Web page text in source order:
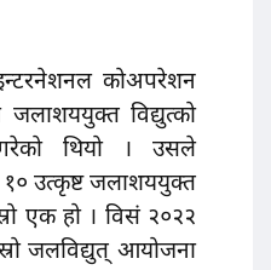
कोअपरेशन
जलाशययुक्त विद्युत्को
थियो । उसले
उत्कृष्ट जलाशययुक्त
एक हो । विसं २०२२
जलविद्युत् आयोजना